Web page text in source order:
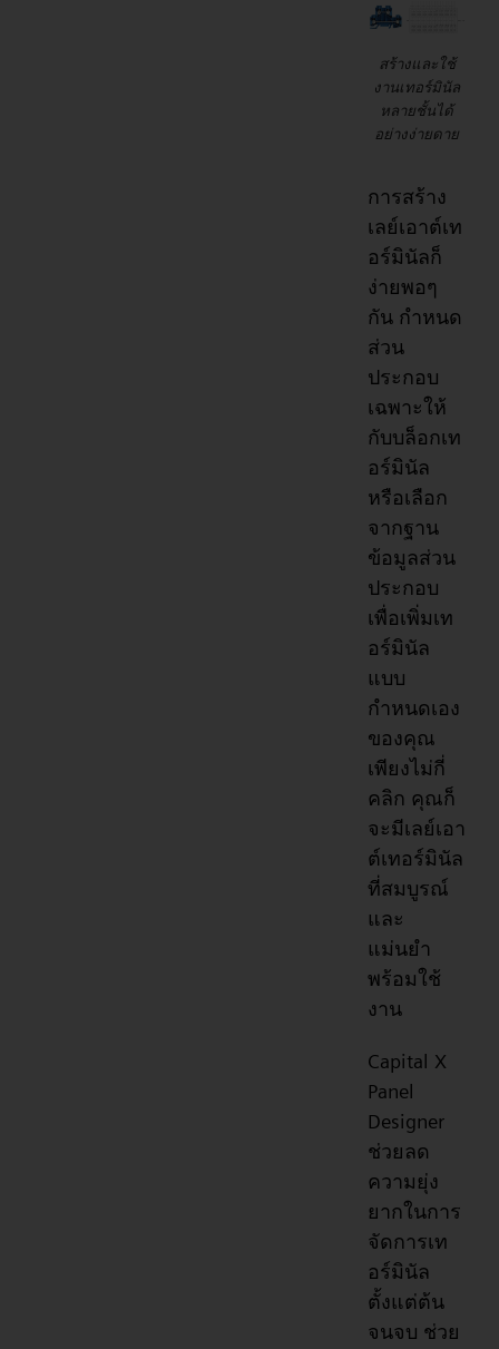
สร้างและใช้
งานเทอร์มินัล
หลายชั้นได้
อย่างง่ายดาย
การสร้าง
เลย์เอาต์เท
อร์มินัลก็
ง่ายพอๆ
กัน กำหนด
ส่วน
ประกอบ
เฉพาะให้
กับบล็อกเท
อร์มินัล
หรือเลือก
จากฐาน
ข้อมูลส่วน
ประกอบ
เพื่อเพิ่มเท
อร์มินัล
แบบ
กำหนดเอง
ของคุณ
เพียงไม่กี่
คลิก คุณก็
จะมีเลย์เอา
ต์เทอร์มินัล
ที่สมบูรณ์
และ
แม่นยำ
พร้อมใช้
งาน
Capital X
Panel
Designer
ช่วยลด
ความยุ่ง
ยากในการ
จัดการเท
อร์มินัล
ตั้งแต่ต้น
จนจบ ช่วย